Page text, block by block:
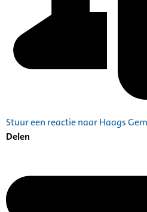
Stuur een reactie naar Haags
Delen